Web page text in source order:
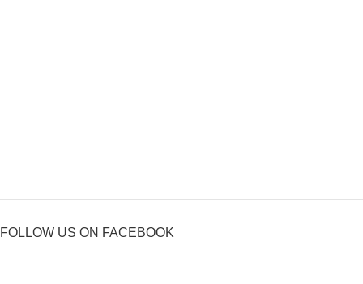
FOLLOW US ON FACEBOOK